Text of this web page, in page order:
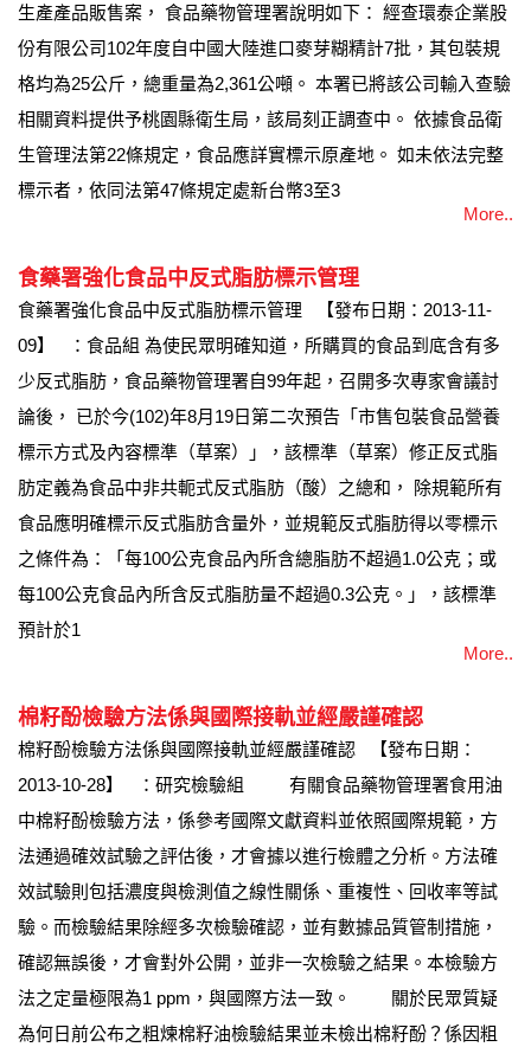
生產產品販售案， 食品藥物管理署說明如下： 經查環泰企業股
份有限公司102年度自中國大陸進口麥芽糊精計7批，其包裝規
格均為25公斤，總重量為2,361公噸。 本署已將該公司輸入查驗
相關資料提供予桃園縣衛生局，該局刻正調查中。 依據食品衛
生管理法第22條規定，食品應詳實標示原產地。 如未依法完整
標示者，依同法第47條規定處新台幣3至3
More..
食藥署強化食品中反式脂肪標示管理
食藥署強化食品中反式脂肪標示管理 【發布日期：2013-11-
09】 ：食品組 為使民眾明確知道，所購買的食品到底含有多
少反式脂肪，食品藥物管理署自99年起，召開多次專家會議討
論後， 已於今(102)年8月19日第二次預告「市售包裝食品營養
標示方式及內容標準（草案）」，該標準（草案）修正反式脂
肪定義為食品中非共軛式反式脂肪（酸）之總和， 除規範所有
食品應明確標示反式脂肪含量外，並規範反式脂肪得以零標示
之條件為：「每100公克食品內所含總脂肪不超過1.0公克；或
每100公克食品內所含反式脂肪量不超過0.3公克。」，該標準
預計於1
More..
棉籽酚檢驗方法係與國際接軌並經嚴謹確認
棉籽酚檢驗方法係與國際接軌並經嚴謹確認 【發布日期：
2013-10-28】 ：研究檢驗組 有關食品藥物管理署食用油
中棉籽酚檢驗方法，係參考國際文獻資料並依照國際規範，方
法通過確效試驗之評估後，才會據以進行檢體之分析。方法確
效試驗則包括濃度與檢測值之線性關係、重複性、回收率等試
驗。而檢驗結果除經多次檢驗確認，並有數據品質管制措施，
確認無誤後，才會對外公開，並非一次檢驗之結果。本檢驗方
法之定量極限為1 ppm，與國際方法一致。 關於民眾質疑
為何日前公布之粗煉棉籽油檢驗結果並未檢出棉籽酚？係因粗